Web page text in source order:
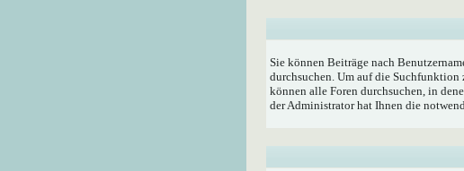
Sie können Beiträge nach
durchsuchen. Um auf die Suchfunktion
können alle Foren durchsuchen, in
der Administrator hat Ihnen die